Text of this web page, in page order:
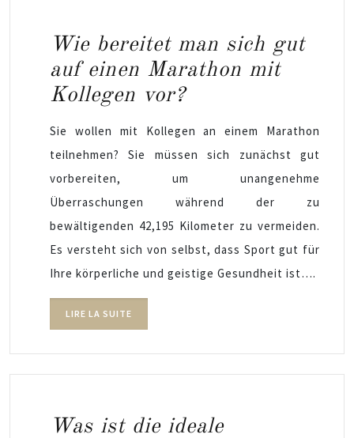
Wie bereitet man sich gut
auf einen Marathon mit
Kollegen vor?
Sie wollen mit Kollegen an einem Marathon
teilnehmen? Sie müssen sich zunächst gut
vorbereiten, um unangenehme
Überraschungen während der zu
bewältigenden 42,195 Kilometer zu vermeiden.
Es versteht sich von selbst, dass Sport gut für
Ihre körperliche und geistige Gesundheit ist….
LIRE LA SUITE
Was ist die ideale